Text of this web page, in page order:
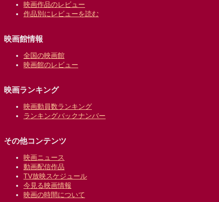
映画作品のレビュー
作品別にレビューを読む
映画館情報
全国の映画館
映画館のレビュー
映画ランキング
映画動員数ランキング
ランキングバックナンバー
その他コンテンツ
映画ニュース
動画配信作品
TV放映スケジュール
今見る映画情報
映画の時間について